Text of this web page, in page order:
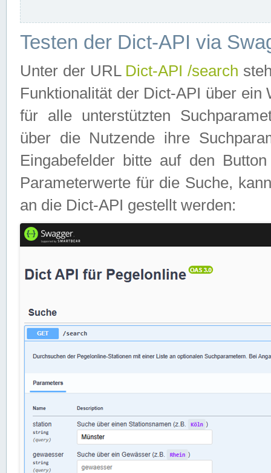
Testen der Dict-API via
Unter der URL Dict-API /search
Funktionalität der Dict-API über
für alle unterstützten
über die Nutzende ihre
Eingabefelder bitte auf den
Parameterwerte für die Suche,
an die Dict-API gestellt werden: